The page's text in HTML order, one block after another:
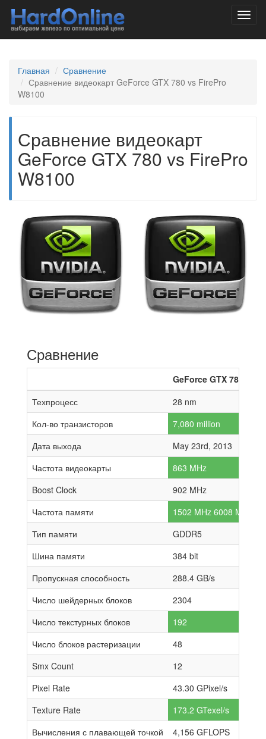
Главная
Сравнение
Сравнение видеокарт GeForce GTX 780 vs FirePro
W8100
Сравнение видеокарт
GeForce GTX 780 vs FirePro
W8100
Сравнение
GeForce GTX 780
Техпроцесс
28 nm
Кол-во транзисторов
7,080 million
Дата выхода
May 23rd, 2013
Частота видеокарты
863 MHz
Boost Clock
902 MHz
Частота памяти
1502 MHz 6008 MHz
Тип памяти
GDDR5
Шина памяти
384 bit
Пропускная способность
288.4 GB/s
Число шейдерных блоков
2304
Число текстурных блоков
192
Число блоков растеризации
48
Smx Count
12
Pixel Rate
43.30 GPixel/s
Texture Rate
173.2 GTexel/s
Вычисления с плавающей точкой
4,156 GFLOPS